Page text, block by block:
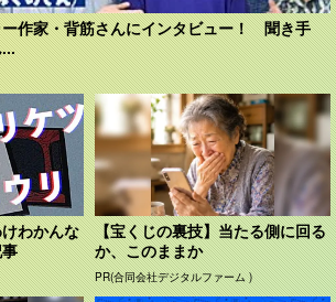
作家・背筋さんにインタビュー！ 聞き手
わかんな
【宝くじの裏技】当たる側に回る
か、このままか
PR(合同会社デジタルファーム )